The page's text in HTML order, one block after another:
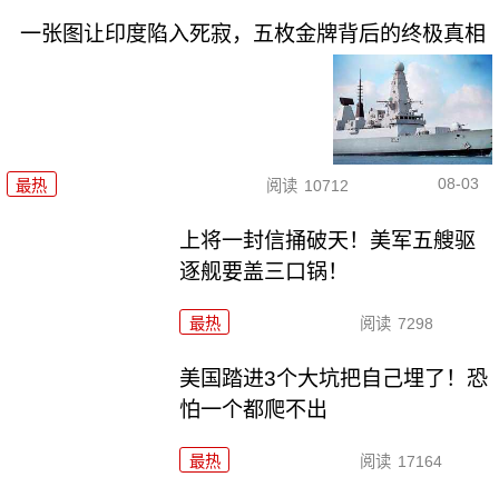
一张图让印度陷入死寂，五枚金牌背后的终极真相
最热 阅读 10712 08-03
上将一封信捅破天！美军五艘驱
逐舰要盖三口锅！
最热 阅读 7298
美国踏进3个大坑把自己埋了！恐
怕一个都爬不出
最热 阅读 17164